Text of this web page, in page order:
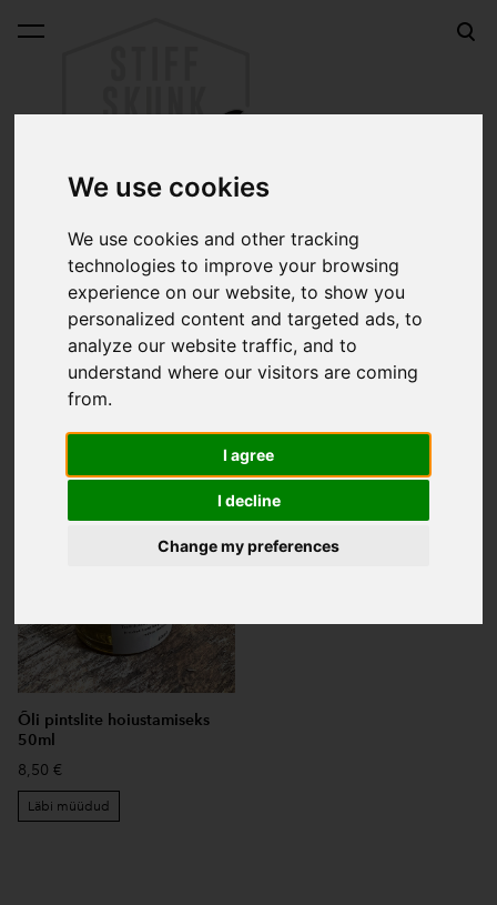
We use cookies
We use cookies and other tracking
technologies to improve your browsing
experience on our website, to show you
personalized content and targeted ads, to
analyze our website traffic, and to
understand where our visitors are coming
from.
I agree
I decline
Change my preferences
lisati ostukorvi.
Õli pintslite hoiustamiseks
Sorteeri:
Otsing:
Õli pintslite hoiustamiseks
50ml
8,50 €
Läbi müüdud